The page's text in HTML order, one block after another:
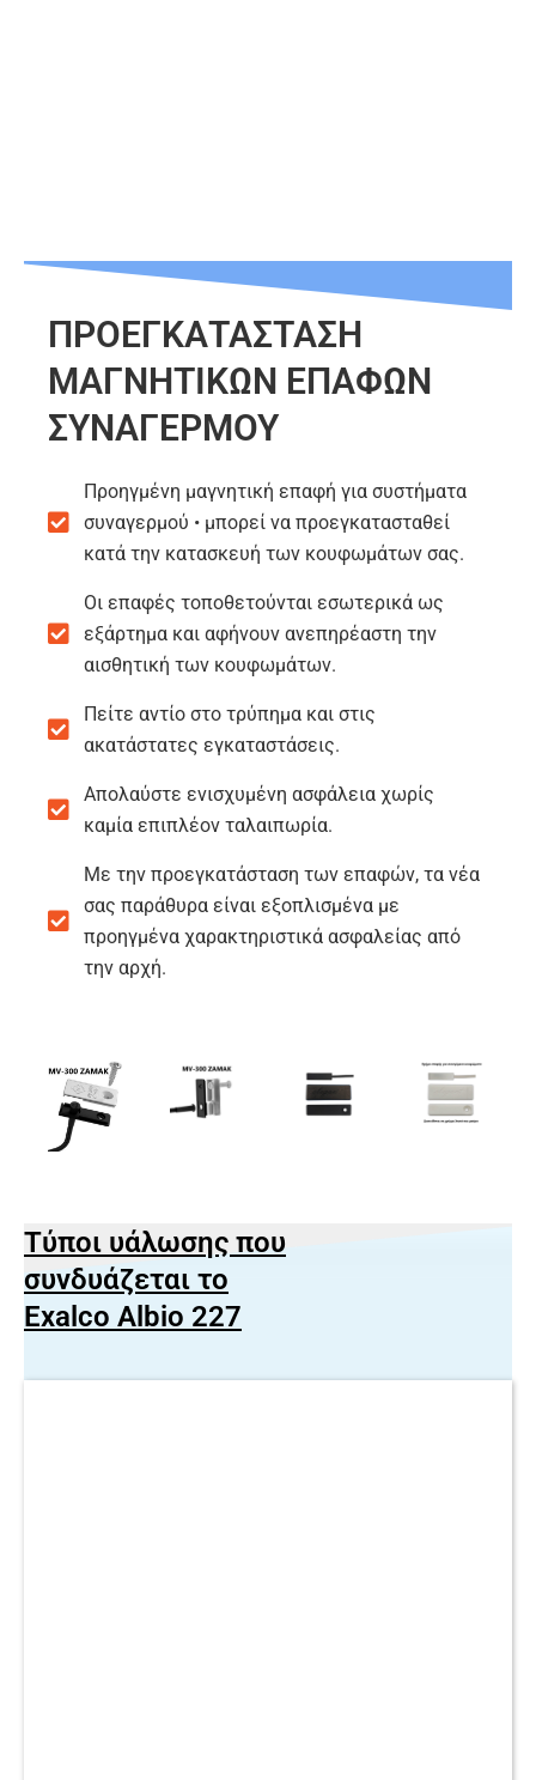
ΠΡΟΕΓΚΑΤΑΣΤΑΣΗ
ΜΑΓΝΗΤΙΚΩΝ ΕΠΑΦΩΝ
ΣΥΝΑΓΕΡΜΟΥ
Προηγμένη μαγνητική επαφή για συστήματα
συναγερμού • μπορεί να προεγκατασταθεί
κατά την κατασκευή των κουφωμάτων σας.
Οι επαφές τοποθετούνται εσωτερικά ως
εξάρτημα και αφήνουν ανεπηρέαστη την
αισθητική των κουφωμάτων.
Πείτε αντίο στο τρύπημα και στις
ακατάστατες εγκαταστάσεις.
Απολαύστε ενισχυμένη ασφάλεια χωρίς
καμία επιπλέον ταλαιπωρία.
Με την προεγκατάσταση των επαφών, τα νέα
σας παράθυρα είναι εξοπλισμένα με
προηγμένα χαρακτηριστικά ασφαλείας από
την αρχή.
Τύποι υάλωσης που
συνδυάζεται το
Exalco Albio 227